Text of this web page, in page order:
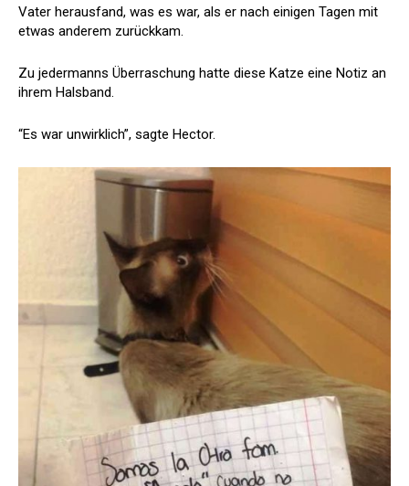
Vater herausfand, was es war, als er nach einigen Tagen mit
etwas anderem zurückkam.
Zu jedermanns Überraschung hatte diese Katze eine Notiz an
ihrem Halsband.
“Es war unwirklich”, sagte Hector.